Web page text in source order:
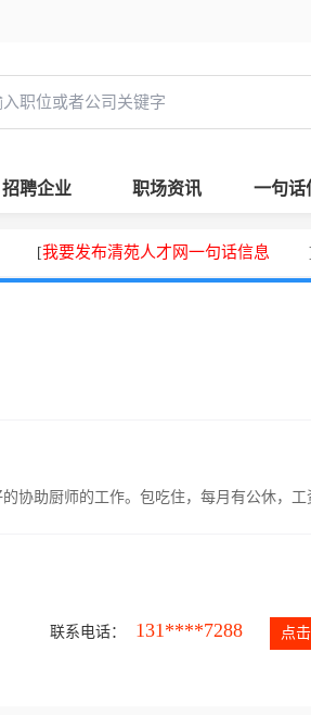
招聘企业 职场资讯 一句话
[我要发布清苑人才网一句话信息 ]
助厨师的工作。包吃住，每月有公休，工
联系电话： 131****7288 点